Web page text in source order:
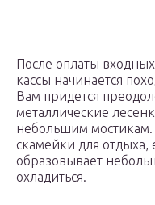
После оплаты
кассы начинается
Вам придется
металлические
небольшим мостикам.
скамейки для отдыха,
образовывает
охладиться.